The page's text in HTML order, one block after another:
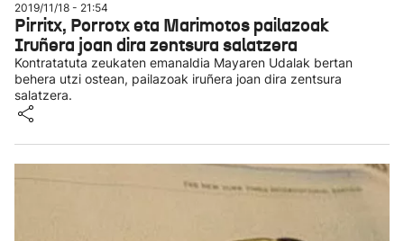
2019/11/18 - 21:54
Pirritx, Porrotx eta Marimotos pailazoak
Iruñera joan dira zentsura salatzera
Kontratatuta zeukaten emanaldia Mayaren Udalak bertan
behera utzi ostean, pailazoak iruñera joan dira zentsura
salatzera.